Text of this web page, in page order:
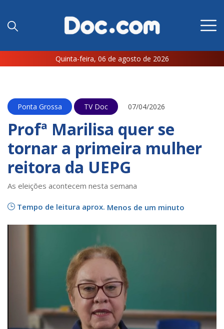
Quinta-feira, 06 de agosto de 2026
Ponta Grossa TV Doc 07/04/2026
Profª Marilisa quer se
tornar a primeira mulher
reitora da UEPG
As eleições acontecem nesta semana
Tempo de leitura aprox. Menos de um minuto